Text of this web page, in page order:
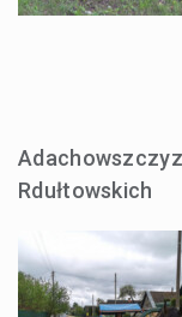
Rdułtowskich